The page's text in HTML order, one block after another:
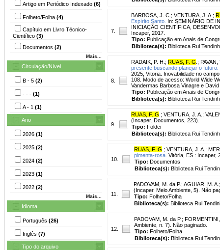
Artigo em Periódico Indexado (6)
Folheto/Folha (4)
Capítulo em Livro Técnico-
Científico (3)
Documentos (2)
Mais...
Circulação/Nível
B - 5 (2)
- - - (1)
A - 1 (1)
Ano
2026 (1)
2025 (2)
2024 (2)
2023 (1)
2022 (2)
Mais...
Idioma
Português (26)
Inglês (7)
Tipo do arquivo
7.
BARBOSA, J. C. ; VENTURA, J. A. ;
Espírito Santo. In: SEMINÁRIO DE
INICIAÇÃO CIENTÍFICA,
Incaper, 2017.
Tipo: Publicação em Anais de
Biblioteca(s): Biblioteca Rui
8.
RADAIK, P. H. ; RUAS, F. G ; PAVAN,
presente buscando planejar o futuro.
2025, Vitoria. Inovabilidade no
108. Modo de acesso: World Wide
Vandermas Barbosa Vinagre e
Tipo: Publicação em Anais de
Biblioteca(s): Biblioteca Rui
9.
RUAS, F. G ; VENTURA, J. A. ;
(Incaper. Documentos, 223).
Tipo: Folder
Biblioteca(s): Biblioteca Rui
10.
RUAS, F. G ; VENTURA, J. A. ;
pimenta-rosa. Vitória, ES : Incaper,
Tipo: Documentos
Biblioteca(s): Biblioteca Rui
11.
PADOVAM, M. da P. ; AGUIAR, M. A.
(Incaper. Meio Ambiente, 5). Não
Tipo: Folheto/Folha
Biblioteca(s): Biblioteca Rui
12.
PADOVAM, M. da P. ;
Ambiente, n. 7). Não paginado.
Tipo: Folheto/Folha
Biblioteca(s): Biblioteca Rui